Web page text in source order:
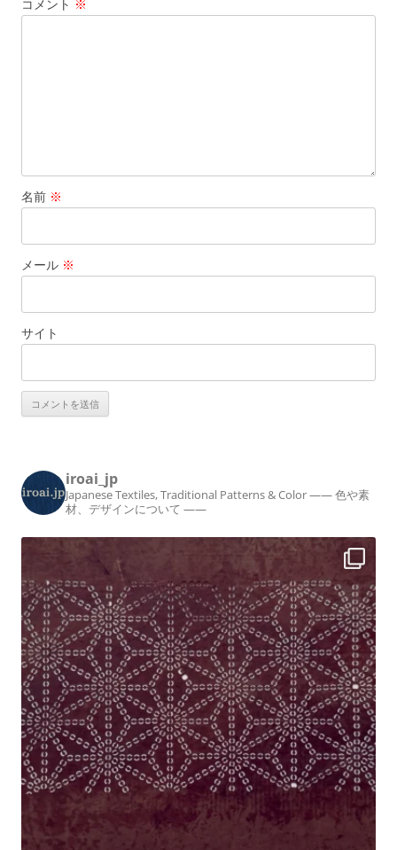
コメント ※
名前 ※
メール ※
サイト
iroai_jp
Japanese Textiles, Traditional Patterns & Color—— 色や素
材、デザインについて ——